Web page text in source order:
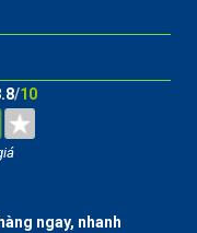
/10
ngay, nhanh